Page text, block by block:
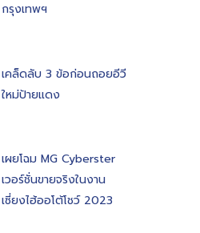
กรุงเทพฯ
เคล็ดลับ 3 ข้อก่อนถอยอีวี
ใหม่ป้ายแดง
เผยโฉม MG Cyberster
เวอร์ชั่นขายจริงในงาน
เซี่ยงไฮ้ออโต้โชว์ 2023